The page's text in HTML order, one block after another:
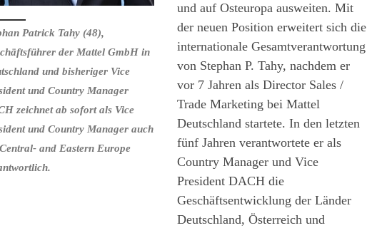
Patrick Tahy (48),
der Mattel GmbH in
und bisheriger Vice
und Country Manager
zeichnet ab sofort als Vice
und Country Manager auch
and Eastern Europe
und auf Osteuropa ausweiten. Mit
der neuen Position erweitert sich die
internationale Gesamtverantwortung
von Stephan P. Tahy, nachdem er
vor 7 Jahren als Director Sales /
Trade Marketing bei Mattel
Deutschland startete. In den letzten
fünf Jahren verantwortete er als
Country Manager und Vice
President DACH die
Geschäftsentwicklung der Länder
Deutschland, Österreich und